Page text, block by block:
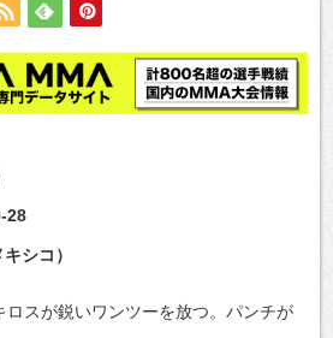
28
シコ）
ロスが鋭いワンツーを放つ。パンチが